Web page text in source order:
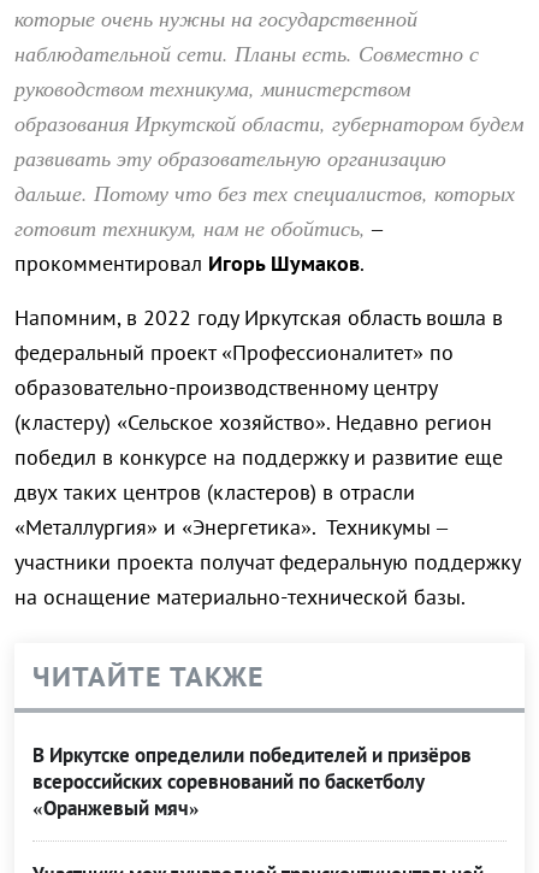
которые очень нужны на государственной
наблюдательной сети. Планы есть. Совместно с
руководством техникума, министерством
образования Иркутской области, губернатором будем
развивать эту образовательную организацию
дальше. Потому что без тех специалистов, которых
готовит техникум, нам не обойтись, –
прокомментировал Игорь Шумаков.
Напомним, в 2022 году Иркутская область вошла в
федеральный проект «Профессионалитет» по
образовательно-производственному центру
(кластеру) «Сельское хозяйство». Недавно регион
победил в конкурсе на поддержку и развитие еще
двух таких центров (кластеров) в отрасли
«Металлургия» и «Энергетика». Техникумы –
участники проекта получат федеральную поддержку
на оснащение материально-технической базы.
ЧИТАЙТЕ ТАКЖЕ
В Иркутске определили победителей и призёров
всероссийских соревнований по баскетболу
«Оранжевый мяч»